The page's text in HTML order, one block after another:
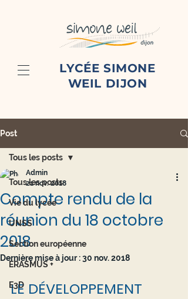
LYCÉE SIMONE
WEIL DIJON
Post
Tous les posts
Vie du lycée
UNSS
Section européenne
ERASMUS +
E3D
Tous les posts
Compte rendu de la
réunion du 18 octobre
2018
Admin
21 nov. 2018
Dernière mise à jour :30 nov. 2018
LE DÉVELOPPEMENT